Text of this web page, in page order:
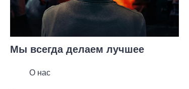
О нас
Мы всегда делаем лучшее